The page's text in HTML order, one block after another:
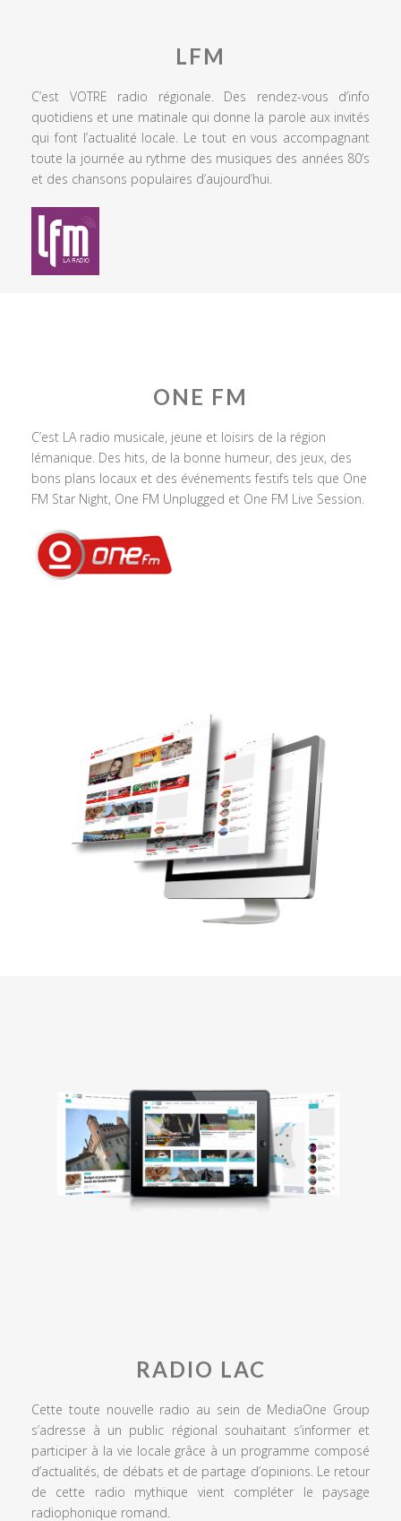
LFM
C’est VOTRE radio régionale. Des rendez-vous d’info
quotidiens et une matinale qui donne la parole aux invités
qui font l’actualité locale. Le tout en vous accompagnant
toute la journée au rythme des musiques des années 80’s
et des chansons populaires d’aujourd’hui.
ONE FM
C’est LA radio musicale, jeune et loisirs de la région
lémanique. Des hits, de la bonne humeur, des jeux, des
bons plans locaux et des événements festifs tels que One
FM Star Night, One FM Unplugged et One FM Live Session.
RADIO LAC
Cette toute nouvelle radio au sein de MediaOne Group
s’adresse à un public régional souhaitant s’informer et
participer à la vie locale grâce à un programme composé
d’actualités, de débats et de partage d’opinions. Le retour
de cette radio mythique vient compléter le paysage
radiophonique romand.